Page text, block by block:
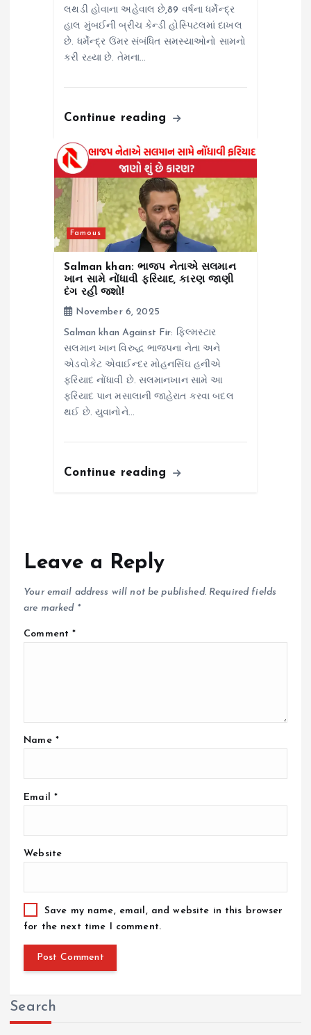
લથડી હોવાના અહેવાલ છે,89 વર્ષના ધર્મેન્દ્ર
હાલ મુંબઈની બ્રીચ કેન્ડી હોસ્પિટલમાં દાખલ
છે. ધર્મેન્દ્ર ઉંમર સંબંધિત સમસ્યાઓનો સામનો
કરી રહ્યા છે. તેમના…
Continue reading
Famous
Salman khan: ભાજપ નેતાએ સલમાન
ખાન સામે નોંધાવી ફરિયાદ, કારણ જાણી
દંગ રહી જશો!
November 6, 2025
Salman khan Against Fir: ફિલ્મસ્ટાર
સલમાન ખાન વિરુદ્ધ ભાજપના નેતા અને
એડવોકેટ એવાઈન્દર મોહનસિંઘ હનીએ
ફરિયાદ નોંધાવી છે. સલમાનખાન સામે આ
ફરિયાદ પાન મસાલાની જાહેરાત કરવા બદલ
થઈ છે. યુવાનોને…
Continue reading
Leave a Reply
Your email address will not be published. Required fields
are marked *
Comment*
Name *
Email *
Website
Save my name, email, and website in this browser
for the next time I comment.
Search